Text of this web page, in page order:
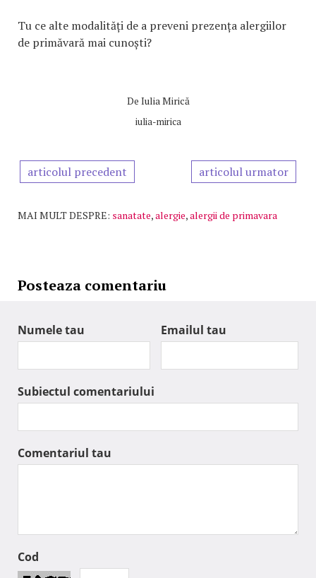
Tu ce alte modalități de a preveni prezența alergiilor
de primăvară mai cunoști?
De Iulia Mirică
iulia-mirica
articolul precedent articolul urmator
MAI MULT DESPRE: sanatate,alergie,alergii de primavara
Posteaza comentariu
Numele tau Emailul tau
Subiectul comentariului
Comentariul tau
Cod